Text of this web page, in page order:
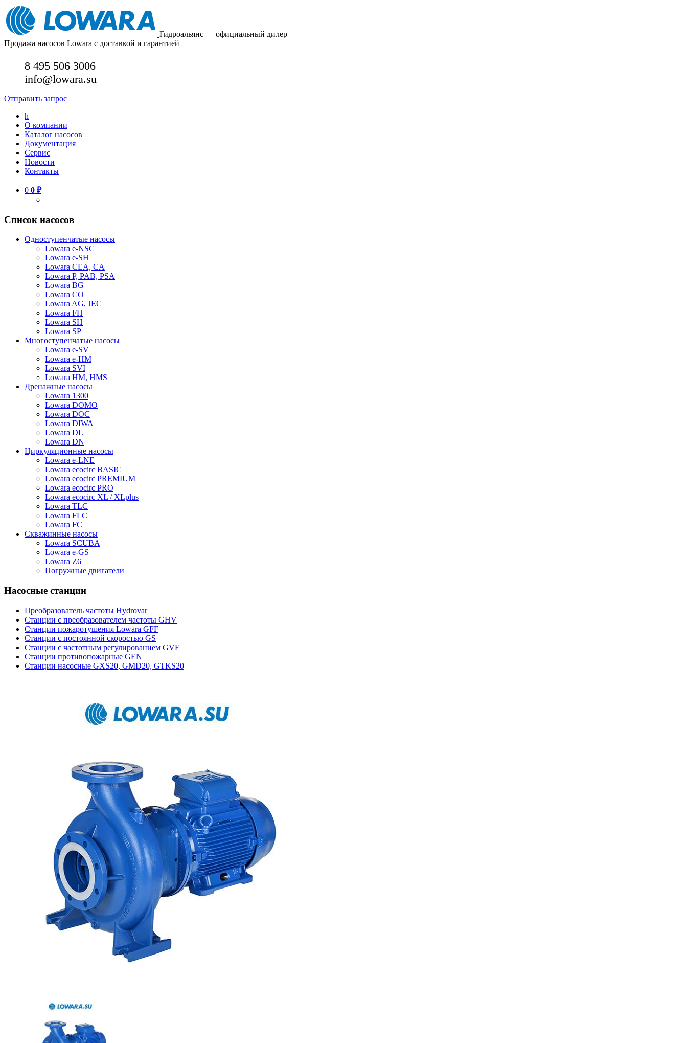
Гидроальянс — официальный дилер
Продажа насосов Lowara с доставкой и гарантией
8 495 506 3006
info@lowara.su
Отправить запрос
h
О компании
Каталог насосов
Документация
Сервис
Новости
Контакты
0 0 ₽
Список насосов
Одноступенчатые насосы
Lowara e-NSC
Lowara e-SH
Lowara CEA, CA
Lowara P, PAB, PSA
Lowara BG
Lowara CO
Lowara AG, JEC
Lowara FH
Lowara SH
Lowara SP
Многоступенчатые насосы
Lowara e-SV
Lowara e-HM
Lowara SVI
Lowara HM, HMS
Дренажные насосы
Lowara 1300
Lowara DOMO
Lowara DOC
Lowara DIWA
Lowara DL
Lowara DN
Циркуляционные насосы
Lowara e-LNE
Lowara ecocirc BASIC
Lowara ecocirc PREMIUM
Lowara ecocirc PRO
Lowara ecocirc XL / XLplus
Lowara TLC
Lowara FLC
Lowara FC
Скважинные насосы
Lowara SCUBA
Lowara e-GS
Lowara Z6
Погружные двигатели
Насосные станции
Преобразователь частоты Hydrovar
Станции с преобразователем частоты GHV
Станции пожаротушения Lowara GFF
Станции с постоянной скоростью GS
Станции с частотным регулированием GVF
Станции противопожарные GEN
Станции насосные GXS20, GMD20, GTKS20